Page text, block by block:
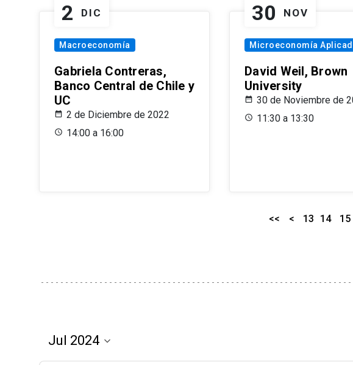
2 DIC
Macroeconomía
Gabriela Contreras,
Banco Central de Chile y
UC
2 de Diciembre de 2022
14:00 a 16:00
30 NOV
Microeconomía
David Weil, Brown
University
30 de Noviembre de
11:30 a 13:30
<< < 13 14 15